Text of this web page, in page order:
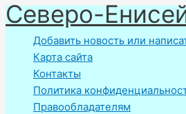
Перейти
к
содержимому
Северо-
Добавить новость или
Карта сайта
Контакты
Политика
Правообладателям